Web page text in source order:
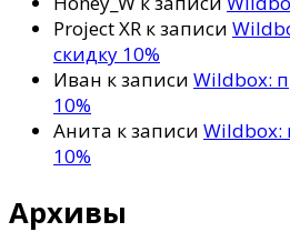
Project XR к записи
скидку 10%
Иван к записи Wildbox:
10%
Анита к записи Wildbox:
10%
Архивы